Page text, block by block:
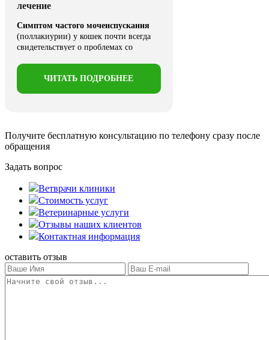
лечение
Симптом частого мочеиспускания
(поллакиурии) у кошек почти всегда
свидетельствует о проблемах со
ЧИТАТЬ ПОДРОБНЕЕ
Получите бесплатную консультацию по телефону сразу после
обращения
Задать вопрос
Ветврачи клиники
Стоимость услуг
Ветеринарные услуги
Отзывы наших клиентов
Контактная информация
оставить отзыв